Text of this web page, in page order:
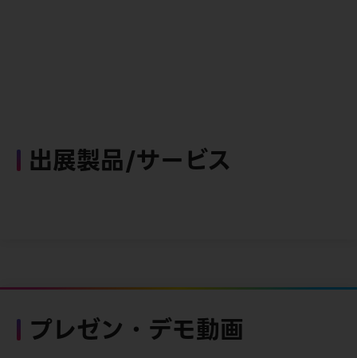
出展製品/サービス
プレゼン・デモ動画